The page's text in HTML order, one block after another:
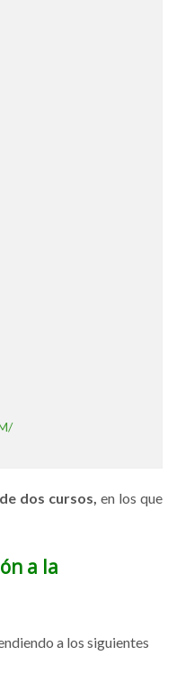
de dos cursos, en los que
a la
a los siguientes